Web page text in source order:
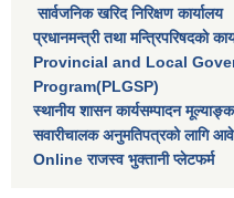
सार्वजनिक खरिद निरिक्षण कार्यालय
प्रधानमन्त्री तथा मन्त्रिपरिषदकाे
Provincial and Local
Program(PLGSP)
स्थानीय शासन कार्यसम्पादन
सवारीचालक अनुमतिपत्रको लागि
Online राजस्व भुक्तानी प्लेटफर्म